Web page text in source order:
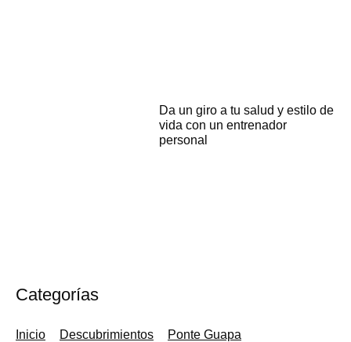
Da un giro a tu salud y estilo de
vida con un entrenador
personal
Categorías
Inicio Descubrimientos Ponte Guapa